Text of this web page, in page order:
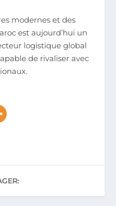
modernes et des
est aujourd’hui un
logistique global
de rivaliser avec